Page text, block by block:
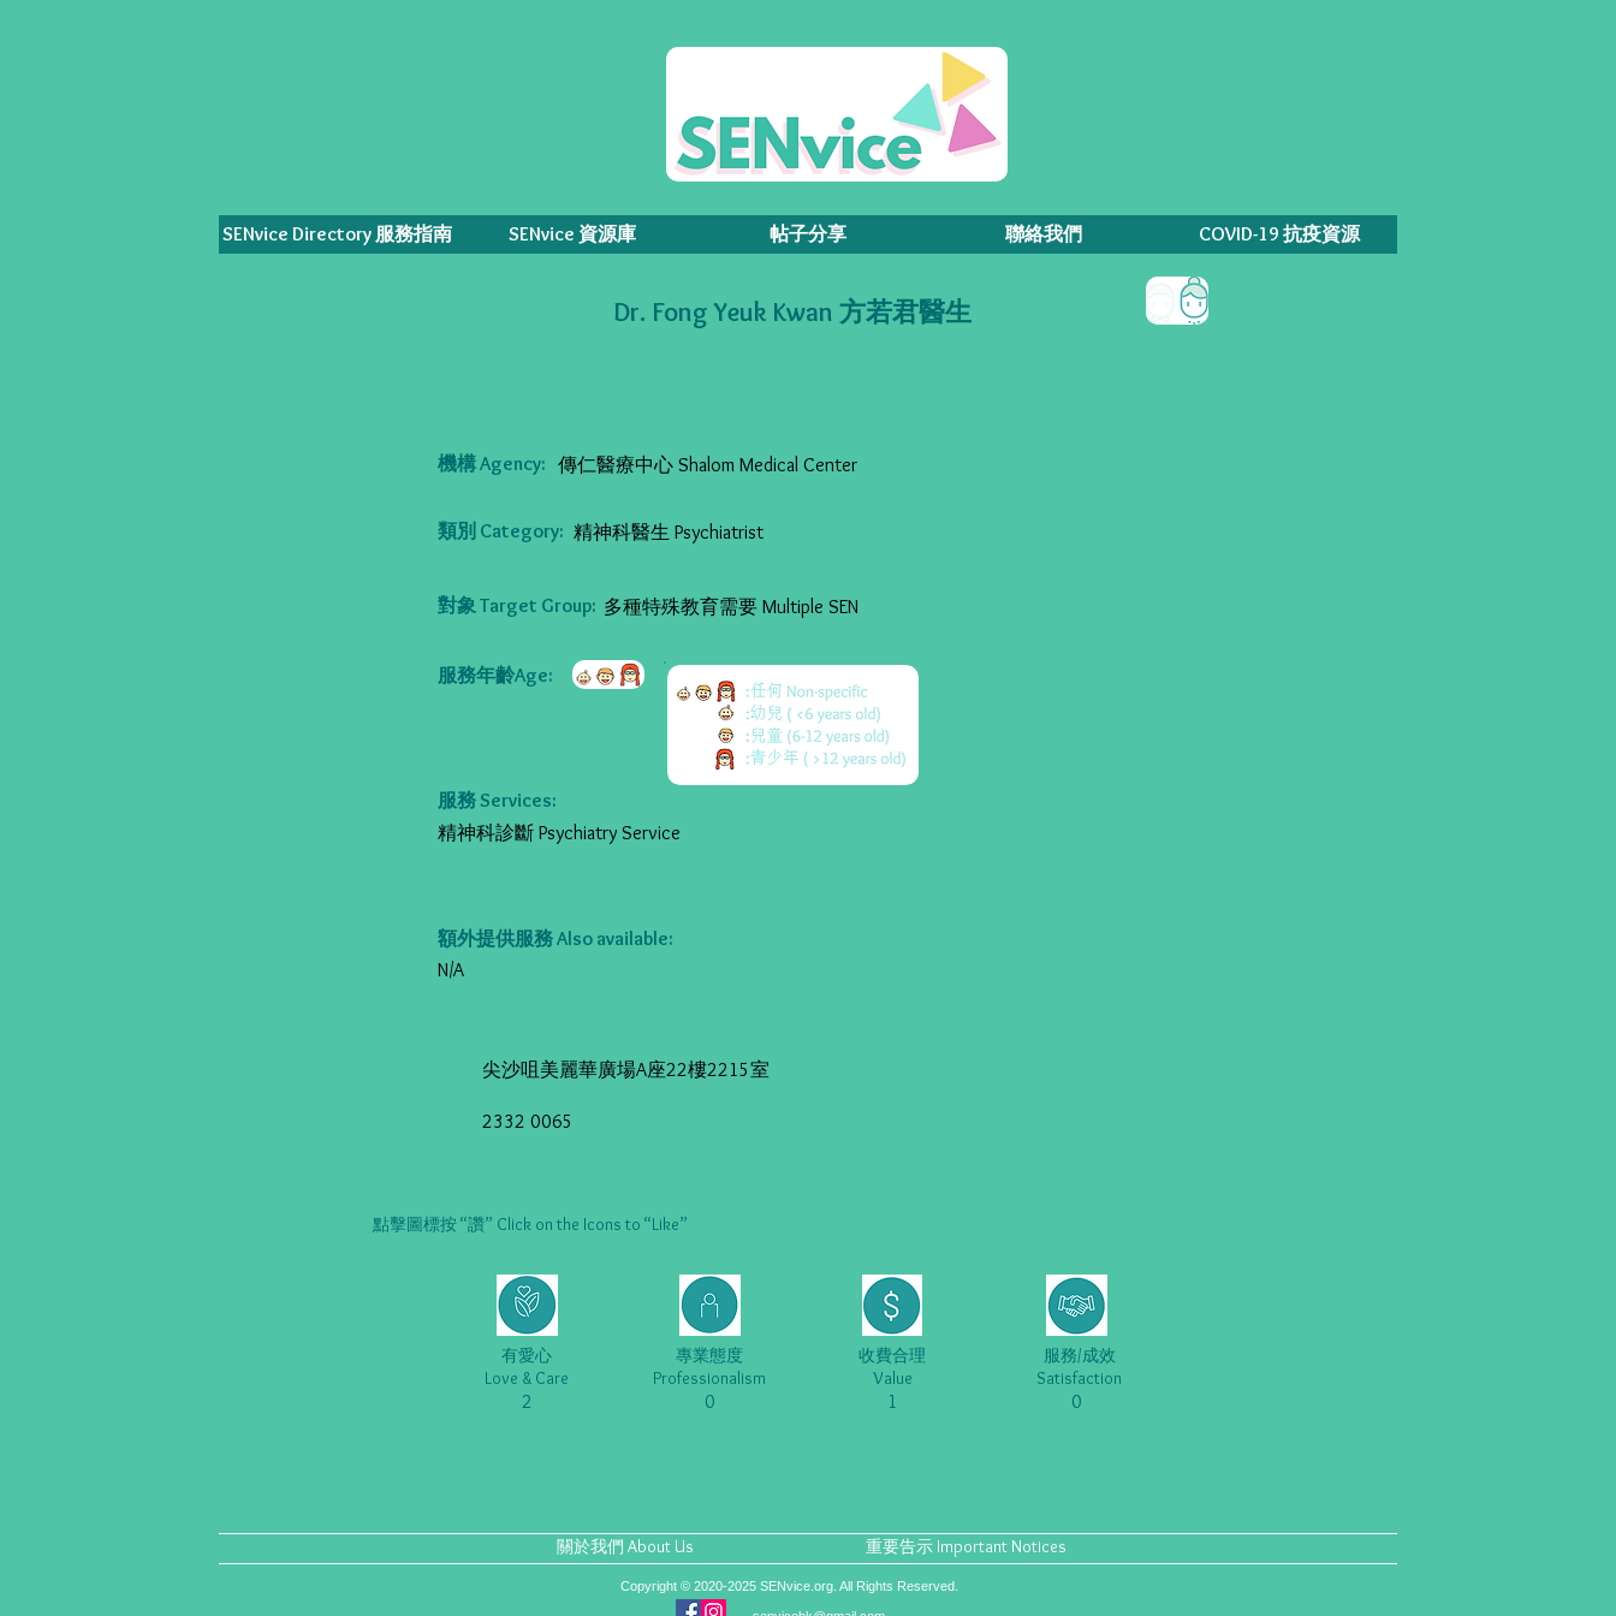
SENvice Directory 服務指南 SENvice 資源庫 帖子分享 聯絡我們 COVID-19 抗疫資源
Dr. Fong Yeuk Kwan 方若君醫生
機構 Agency: 傳仁醫療中心 Shalom Medical Center
類別 Category: 精神科醫生 Psychiatrist
對象 Target Group: 多種特殊教育需要 Multiple SEN
服務年齡Age:
服務 Services:
精神科診斷 Psychiatry Service
額外提供服務 Also available:
N/A
尖沙咀美麗華廣場A座22樓2215室
2332 0065
點擊圖標按 “讚” Click on the Icons to “Like”
有愛心
Love & Care
2
專業態度
Professionalism
0
收費合理
Value
1
服務/成效
Satisfaction
0
關於我們 About Us 重要告示 Important Notices
Copyright © 2020-2025 SENvice.org. All Rights Reserved.